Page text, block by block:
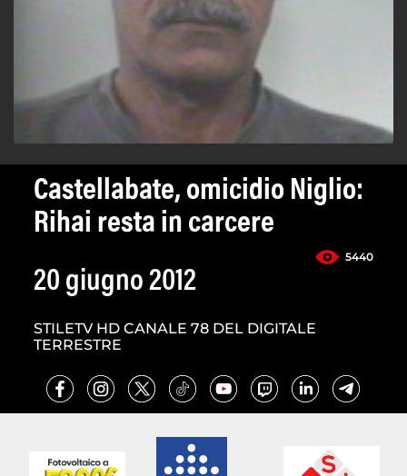
Castellabate, omicidio Niglio:
Rihai resta in carcere
5440
20 giugno 2012
STILETV HD CANALE 78 DEL DIGITALE
TERRESTRE